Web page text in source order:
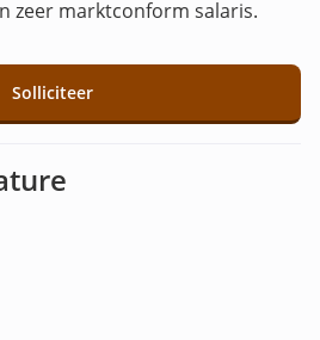
zeer marktconform salaris.
Solliciteer